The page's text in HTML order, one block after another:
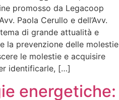
promosso da Legacoop
Paola Cerullo e dell’Avv.
di grande attualità e
la prevenzione delle molestie
le molestie e acquisire
identificarle, […]
energetiche: